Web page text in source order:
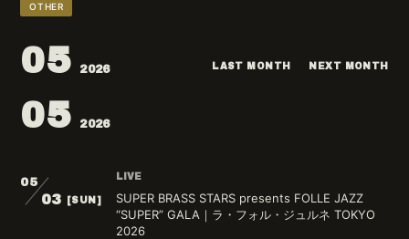
RADIO PHOTO
無料会員登録 ログイン
OTHER
05 2026 LAST MONTH NEXT MONTH
05 2026
05
03 [SUN]
LIVE
SUPER BRASS STARS presents FOLLE JAZZ
“SUPER” GALA｜ラ・フォル・ジュルネ TOKYO
2026